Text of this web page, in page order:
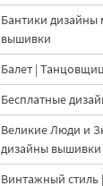
Бантики
вышивки
Балет |
Бесплатные
Великие Люди и
дизайны вышивки
Винтажный стиль